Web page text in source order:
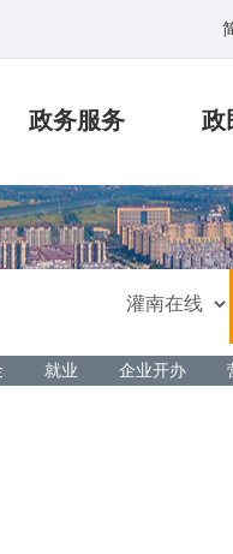
政务服务 政
就业 企业开办